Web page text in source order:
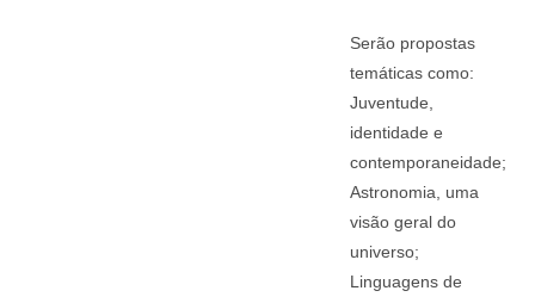
Serão propostas
temáticas como:
Juventude,
identidade e
contemporaneidade;
Astronomia, uma
visão geral do
universo;
Linguagens de